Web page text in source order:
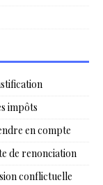
impôts
en compte
de renonciation
conflictuelle